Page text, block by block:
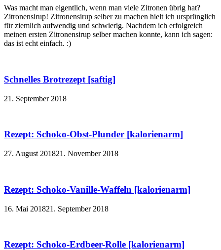
Was macht man eigentlich, wenn man viele Zitronen übrig hat?
Zitronensirup! Zitronensirup selber zu machen hielt ich ursprünglich
für ziemlich aufwendig und schwierig. Nachdem ich erfolgreich
meinen ersten Zitronensirup selber machen konnte, kann ich sagen:
das ist echt einfach. :)
Schnelles Brotrezept [saftig]
21. September 2018
Rezept: Schoko-Obst-Plunder [kalorienarm]
27. August 201821. November 2018
Rezept: Schoko-Vanille-Waffeln [kalorienarm]
16. Mai 201821. September 2018
Rezept: Schoko-Erdbeer-Rolle [kalorienarm]